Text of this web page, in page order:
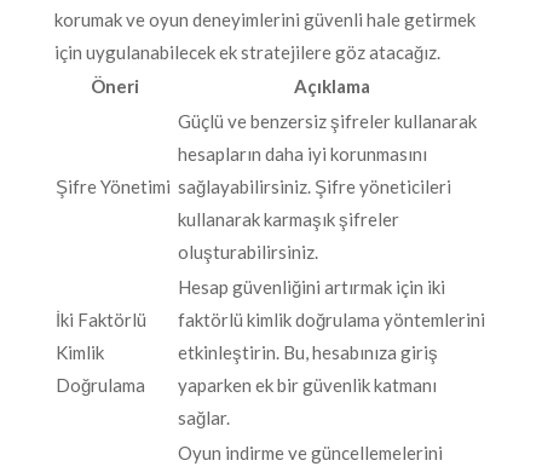
korumak ve oyun deneyimlerini güvenli hale getirmek
için uygulanabilecek ek stratejilere göz atacağız.
Öneri
Açıklama
Şifre Yönetimi
Güçlü ve benzersiz şifreler kullanarak
hesapların daha iyi korunmasını
sağlayabilirsiniz. Şifre yöneticileri
kullanarak karmaşık şifreler
oluşturabilirsiniz.
İki Faktörlü
Kimlik
Doğrulama
Hesap güvenliğini artırmak için iki
faktörlü kimlik doğrulama yöntemlerini
etkinleştirin. Bu, hesabınıza giriş
yaparken ek bir güvenlik katmanı
sağlar.
Oyun indirme ve güncellemelerini